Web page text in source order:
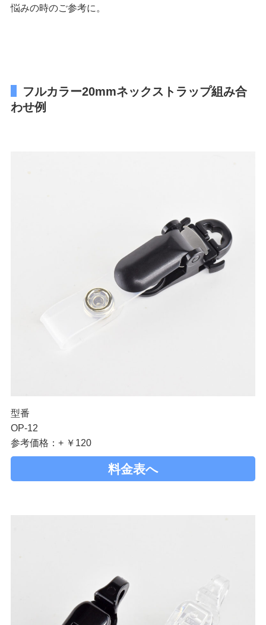
悩みの時のご参考に。
フルカラー20mmネックストラップ組み合
わせ例
型番
OP-12
参考価格：+ ￥120
料金表へ